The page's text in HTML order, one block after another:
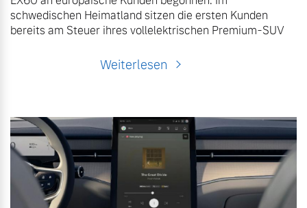
schwedischen Heimatland sitzen die ersten Kunden
bereits am Steuer ihres vollelektrischen Premium-SUV
Weiterlesen